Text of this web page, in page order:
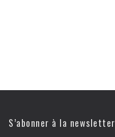
S’abonner à la newsletter